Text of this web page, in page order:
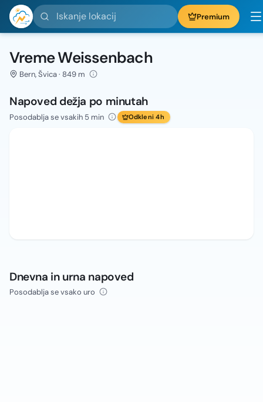
Iskanje lokacij Premium
Vreme Weissenbach
Bern, Švica · 849 m
Napoved dežja po minutah
Posodablja se vsakih 5 min Odkleni 4h
Dnevna in urna napoved
Posodablja se vsako uro